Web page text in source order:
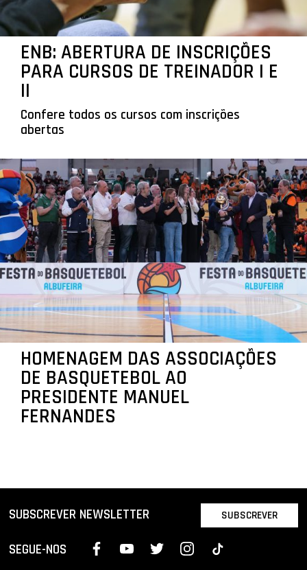
ENB: ABERTURA DE INSCRIÇÕES
PARA CURSOS DE TREINADOR I E
II
Confere todos os cursos com inscrições
abertas
HOMENAGEM DAS ASSOCIAÇÕES
DE BASQUETEBOL AO
PRESIDENTE MANUEL
FERNANDES
SUBSCREVER NEWSLETTER SUBSCREVER
SEGUE-NOS